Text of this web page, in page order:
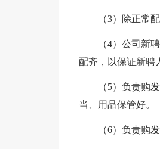
（3）除正常
（4）公司新
配齐，以保证新聘
（5）负责购
当、用品保管好。
（6）负责购